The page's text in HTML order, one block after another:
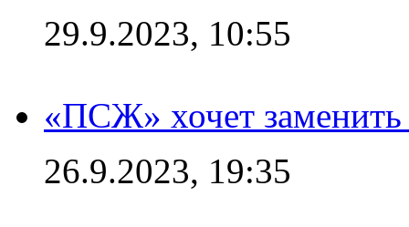
29.9.2023, 10:55
«ПСЖ» хочет
26.9.2023, 19:35